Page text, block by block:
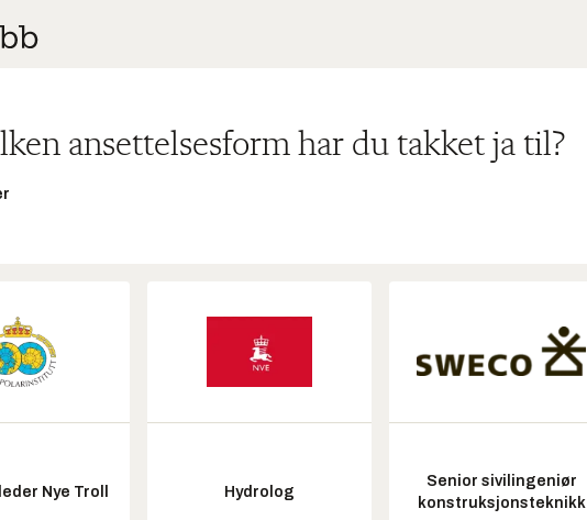
ansettelsesform har du takket ja til?
Nye Troll Hydrolog
Senior sivilingeniør
konstruksjonsteknikk